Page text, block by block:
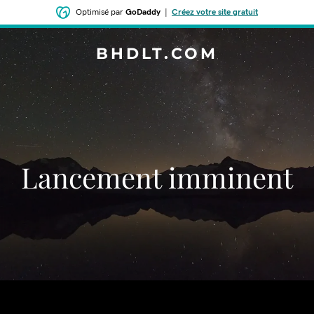
Optimisé par GoDaddy Créez votre site gratuit
BHDLT.COM
Lancement imminent